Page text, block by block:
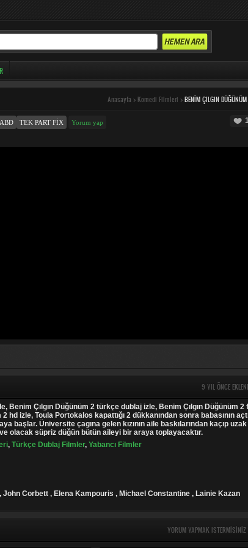
Anasayfa > Komedi Filmleri > BENIM ÇILGIN
TEK PART FIX Yorum yap
9 YIL ÖNCE
Benim Çılgın Düğünüm 2 türkçe dublaj izle, Benim Çılgın Düğünüm 2
hd izle, Toula Portokalos kapattığı 2 dükkanından sonra babasının
başlar. Üniversite çagına gelen kızının aile baskılarından kaçıp uzak
olacak süpriz düğün bütün aileyi bir araya toplayacaktır.
, Türkçe Dublaj Filmler, Yabancı Filmler
John Corbett , Elena Kampouris , Michael Constantine , Lainie Kazan
YORUM YAPMAK